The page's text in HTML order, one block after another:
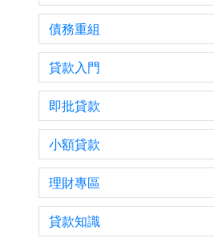
債務重組
貸款入門
即批貸款
小額貸款
理財專區
貸款知識